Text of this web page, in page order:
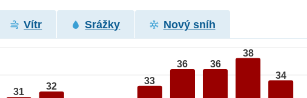
Vítr Srážky Nový sníh
31
32
33
36 36
38
34